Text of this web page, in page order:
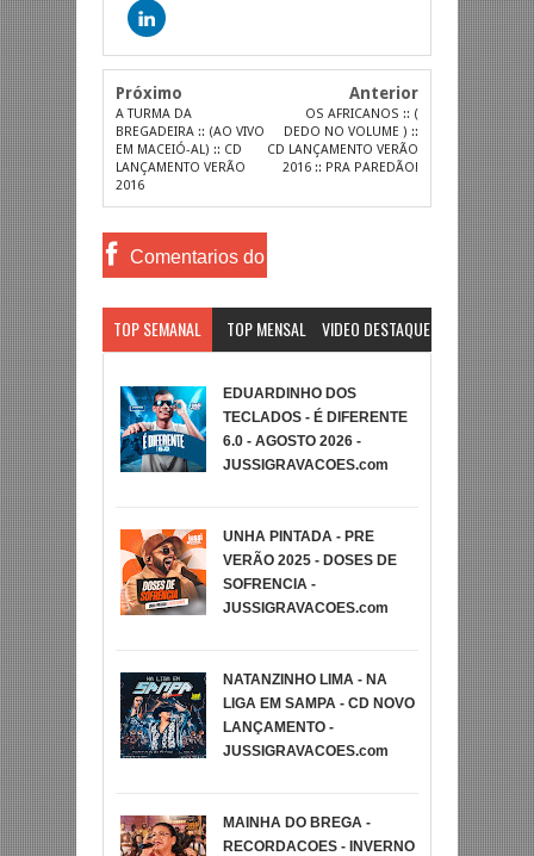
Próximo
A TURMA DA
BREGADEIRA :: (AO VIVO
EM MACEIÓ-AL) :: CD
LANÇAMENTO VERÃO
2016
Anterior
OS AFRICANOS :: (
DEDO NO VOLUME ) ::
CD LANÇAMENTO VERÃO
2016 :: PRA PAREDÃO!
Comentarios do
TOP SEMANAL TOP MENSAL VIDEO DESTAQUE
EDUARDINHO DOS
TECLADOS - É DIFERENTE
6.0 - AGOSTO 2026 -
JUSSIGRAVACOES.com
UNHA PINTADA - PRE
VERÃO 2025 - DOSES DE
SOFRENCIA -
JUSSIGRAVACOES.com
NATANZINHO LIMA - NA
LIGA EM SAMPA - CD NOVO
LANÇAMENTO -
JUSSIGRAVACOES.com
MAINHA DO BREGA -
RECORDACOES - INVERNO